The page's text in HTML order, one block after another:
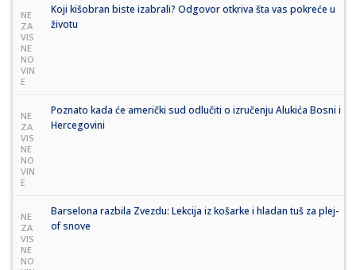
NE
ZA
VIS
NE
NO
VIN
E
Koji kišobran biste izabrali? Odgovor otkriva šta vas pokreće u
životu
NE
ZA
VIS
NE
NO
VIN
E
Poznato kada će američki sud odlučiti o izručenju Alukića Bosni i
Hercegovini
NE
ZA
VIS
NE
NO
Barselona razbila Zvezdu: Lekcija iz košarke i hladan tuš za plej-
of snove